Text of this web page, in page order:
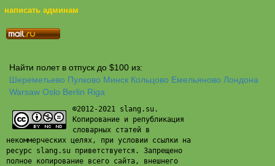
написать админам
Найти полет в отпуск до $100 из:
Шереметьево Пулково Минск Кольцово Емельяново Лондона
Warsaw Oslo Berlin Riga
©2012-2021 slang.su.
Копирование и републикация
словарных статей в
некоммерческих целях, при условии ссылки на
ресурс slang.su приветствуется. Запрещено
полное копирование всего сайта, внешнего